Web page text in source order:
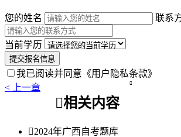
您的姓名 联系
当前学历
提交报名信息
我已阅读并同意 《用户隐私条款》
< 上一章

相关内容
2024年广西自考题库